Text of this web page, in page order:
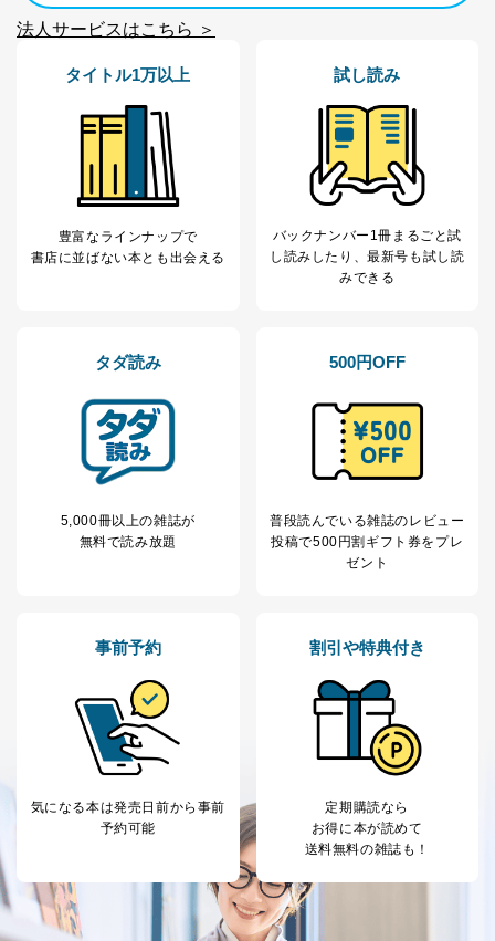
法人サービスはこちら ＞
タイトル1万以上
豊富なラインナップで
書店に並ばない本とも出会える
試し読み
バックナンバー1冊まるごと試
し読み したり、最新号も試し読
みできる
タダ読み
5,000冊以上の雑誌が
無料で読み放題
500円OFF
普段読んでいる雑誌のレビュー
投稿で500円割ギフト券をプレ
ゼント
事前予約
気になる本は発売日前から事前
予約可能
割引や特典付き
定期購読なら
お得に本が読めて
送料無料の雑誌も！